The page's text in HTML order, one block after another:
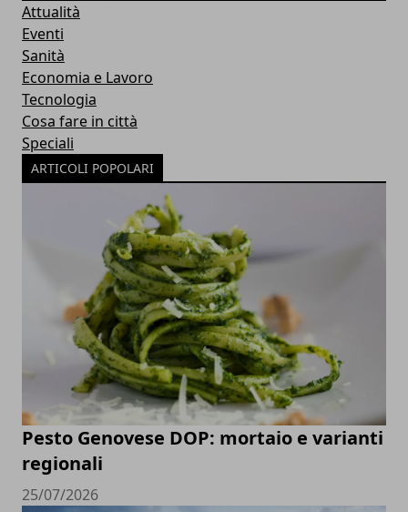
Attualità
Eventi
Sanità
Economia e Lavoro
Tecnologia
Cosa fare in città
Speciali
ARTICOLI POPOLARI
Pesto Genovese DOP: mortaio e varianti
regionali
25/07/2026